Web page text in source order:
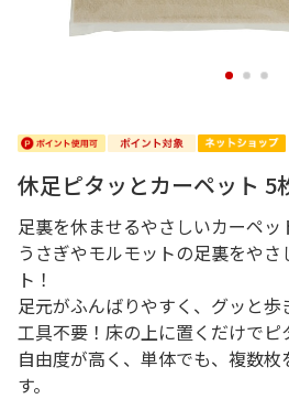
1 2 3
休足ピタッとカーペット 5
足裏を休ませるやさしいカーペッ
うさぎやモルモットの足裏をや
ト！
足元がふんばりやすく、グッと歩
工具不要！床の上に置くだけでピ
自由度が高く、単体でも、複数
す。